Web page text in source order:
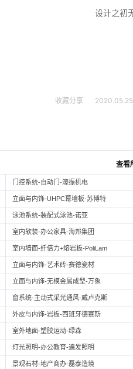
收藏分享
设计之初
2020.05.25
查看
门控系统-自动门-濠振机电
立面与内饰-UHPC幕墙板-苏博特
泳池系统-装配式泳池-诺亚
室内软装-办公家具-海邦集团
室内墙面-纤倍力+熔岩板-PoliLam
立面与内饰-艺术砖-赛德瓷材
立面与内饰-无模金属成型-万象
窗系统-主动式采光通风-威卢克斯
外皮与内饰-岩板-西班牙德赛斯
室外地面-塑胶运动-绿森
灯光照明-办公教育-遍发照明
景观石材-地产商办-磊泰造境